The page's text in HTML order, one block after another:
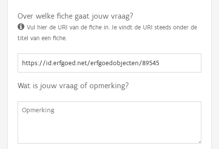
Over welke fiche gaat jouw vraag?
Vul hier de URI van de fiche in. Je vindt de URI steeds onder de
titel van een fiche.
Wat is jouw vraag of opmerking?